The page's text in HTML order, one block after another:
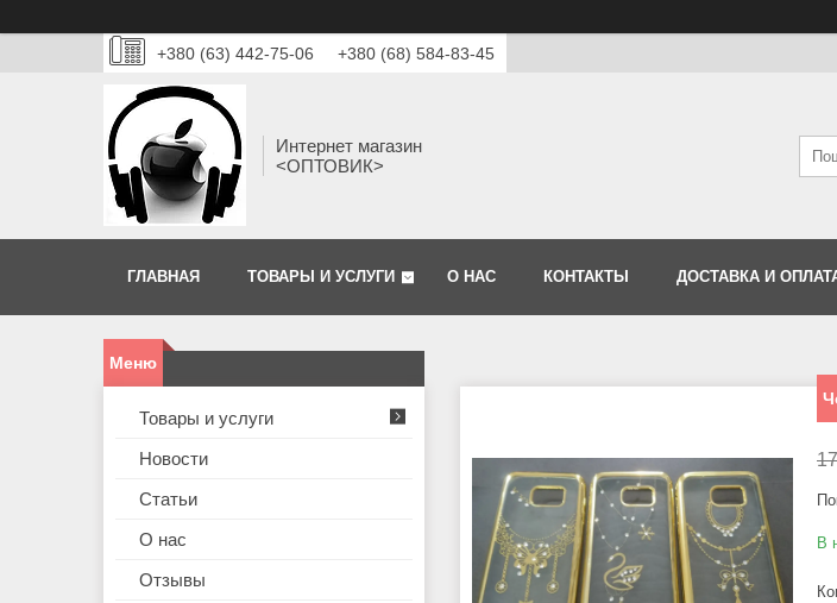
+380 (63) 442-75-06 +380 (68) 584-83-45
Интернет магазин
<ОПТОВИК>
ГЛАВНАЯ ТОВАРЫ И УСЛУГИ О НАС КОНТАКТЫ ДОСТАВКА И
В
Товары и услуги
Новости
Статьи
О нас
Отзывы